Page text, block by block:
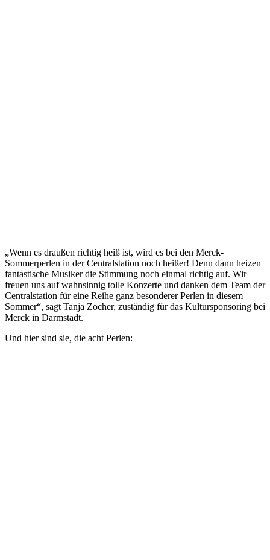
„Wenn es draußen richtig heiß ist, wird es bei den Merck-
Sommerperlen in der Centralstation noch heißer! Denn dann heizen
fantastische Musiker die Stimmung noch einmal richtig auf. Wir
freuen uns auf wahnsinnig tolle Konzerte und danken dem Team der
Centralstation für eine Reihe ganz besonderer Perlen in diesem
Sommer“, sagt Tanja Zocher, zuständig für das Kultursponsoring bei
Merck in Darmstadt.
Und hier sind sie, die acht Perlen: